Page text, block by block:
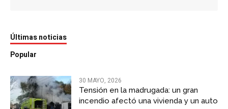
Últimas noticias
Popular
30 MAYO, 2026
Tensión en la madrugada: un gran
incendio afectó una vivienda y un auto